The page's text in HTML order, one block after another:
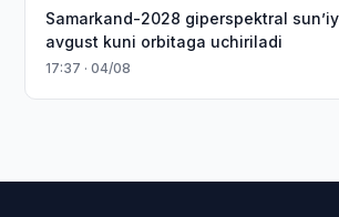
Samarkand-2028 giperspektral
avgust kuni orbitaga uchiriladi
17:37 · 04/08